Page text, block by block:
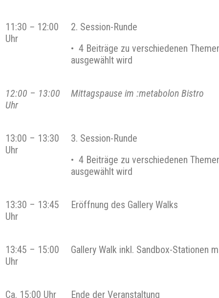
11:30 – 12:00
Uhr
2. Session-Runde
• 4 Beiträge zu verschiedenen
ausgewählt wird
12:00 – 13:00
Uhr
Mittagspause im :metabolon Bistro
13:00 – 13:30
Uhr
3. Session-Runde
• 4 Beiträge zu verschiedenen
ausgewählt wird
13:30 – 13:45
Uhr
Eröffnung des Gallery Walks
13:45 – 15:00
Uhr
Gallery Walk inkl. Sandbox-Stationen
Ca. 15:00 Uhr Ende der Veranstaltung